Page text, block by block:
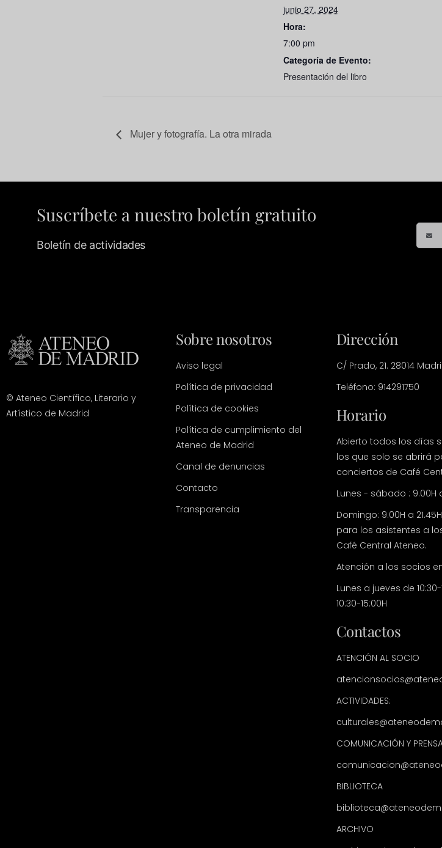
junio 27, 2024
Hora:
7:00 pm
Categoría de Evento:
Presentación del libro
Mujer y fotografía. La otra mirada
Suscríbete a nuestro boletín gratuito
Boletín de actividades
© Ateneo Científico, Literario y
Artístico de Madrid
Sobre nosotros
Aviso legal
Política de privacidad
Política de cookies
Política de cumplimiento del
Ateneo de Madrid
Canal de denuncias
Contacto
Transparencia
Dirección
C/ Prado, 21. 28014
Teléfono: 914291750
Horario
Abierto todos los días
los que solo se abrirá
conciertos de Café
Lunes - sábado : 9.00H
Domingo: 9.00H a
para los asistentes a
Café Central Ateneo.
Atención a los socios
Lunes a jueves de
10:30-15:00H
Contactos
ATENCIÓN AL SOCIO
ACTIVIDADES:
COMUNICACIÓN Y
BIBLIOTECA
ARCHIVO